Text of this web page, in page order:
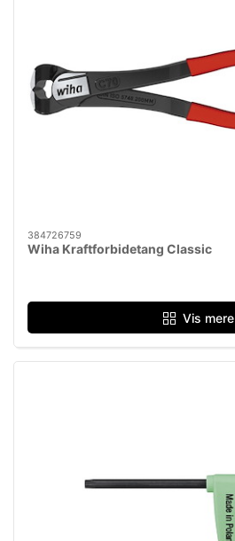
384726759
Wiha Kraftforbidetang Classic
Vis mere